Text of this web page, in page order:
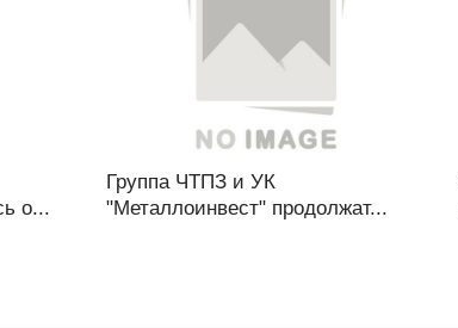
о...
Группа ЧТПЗ и УК
"Металлоинвест" продолжат...